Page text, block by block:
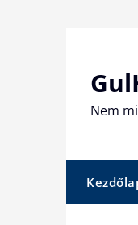
Nem